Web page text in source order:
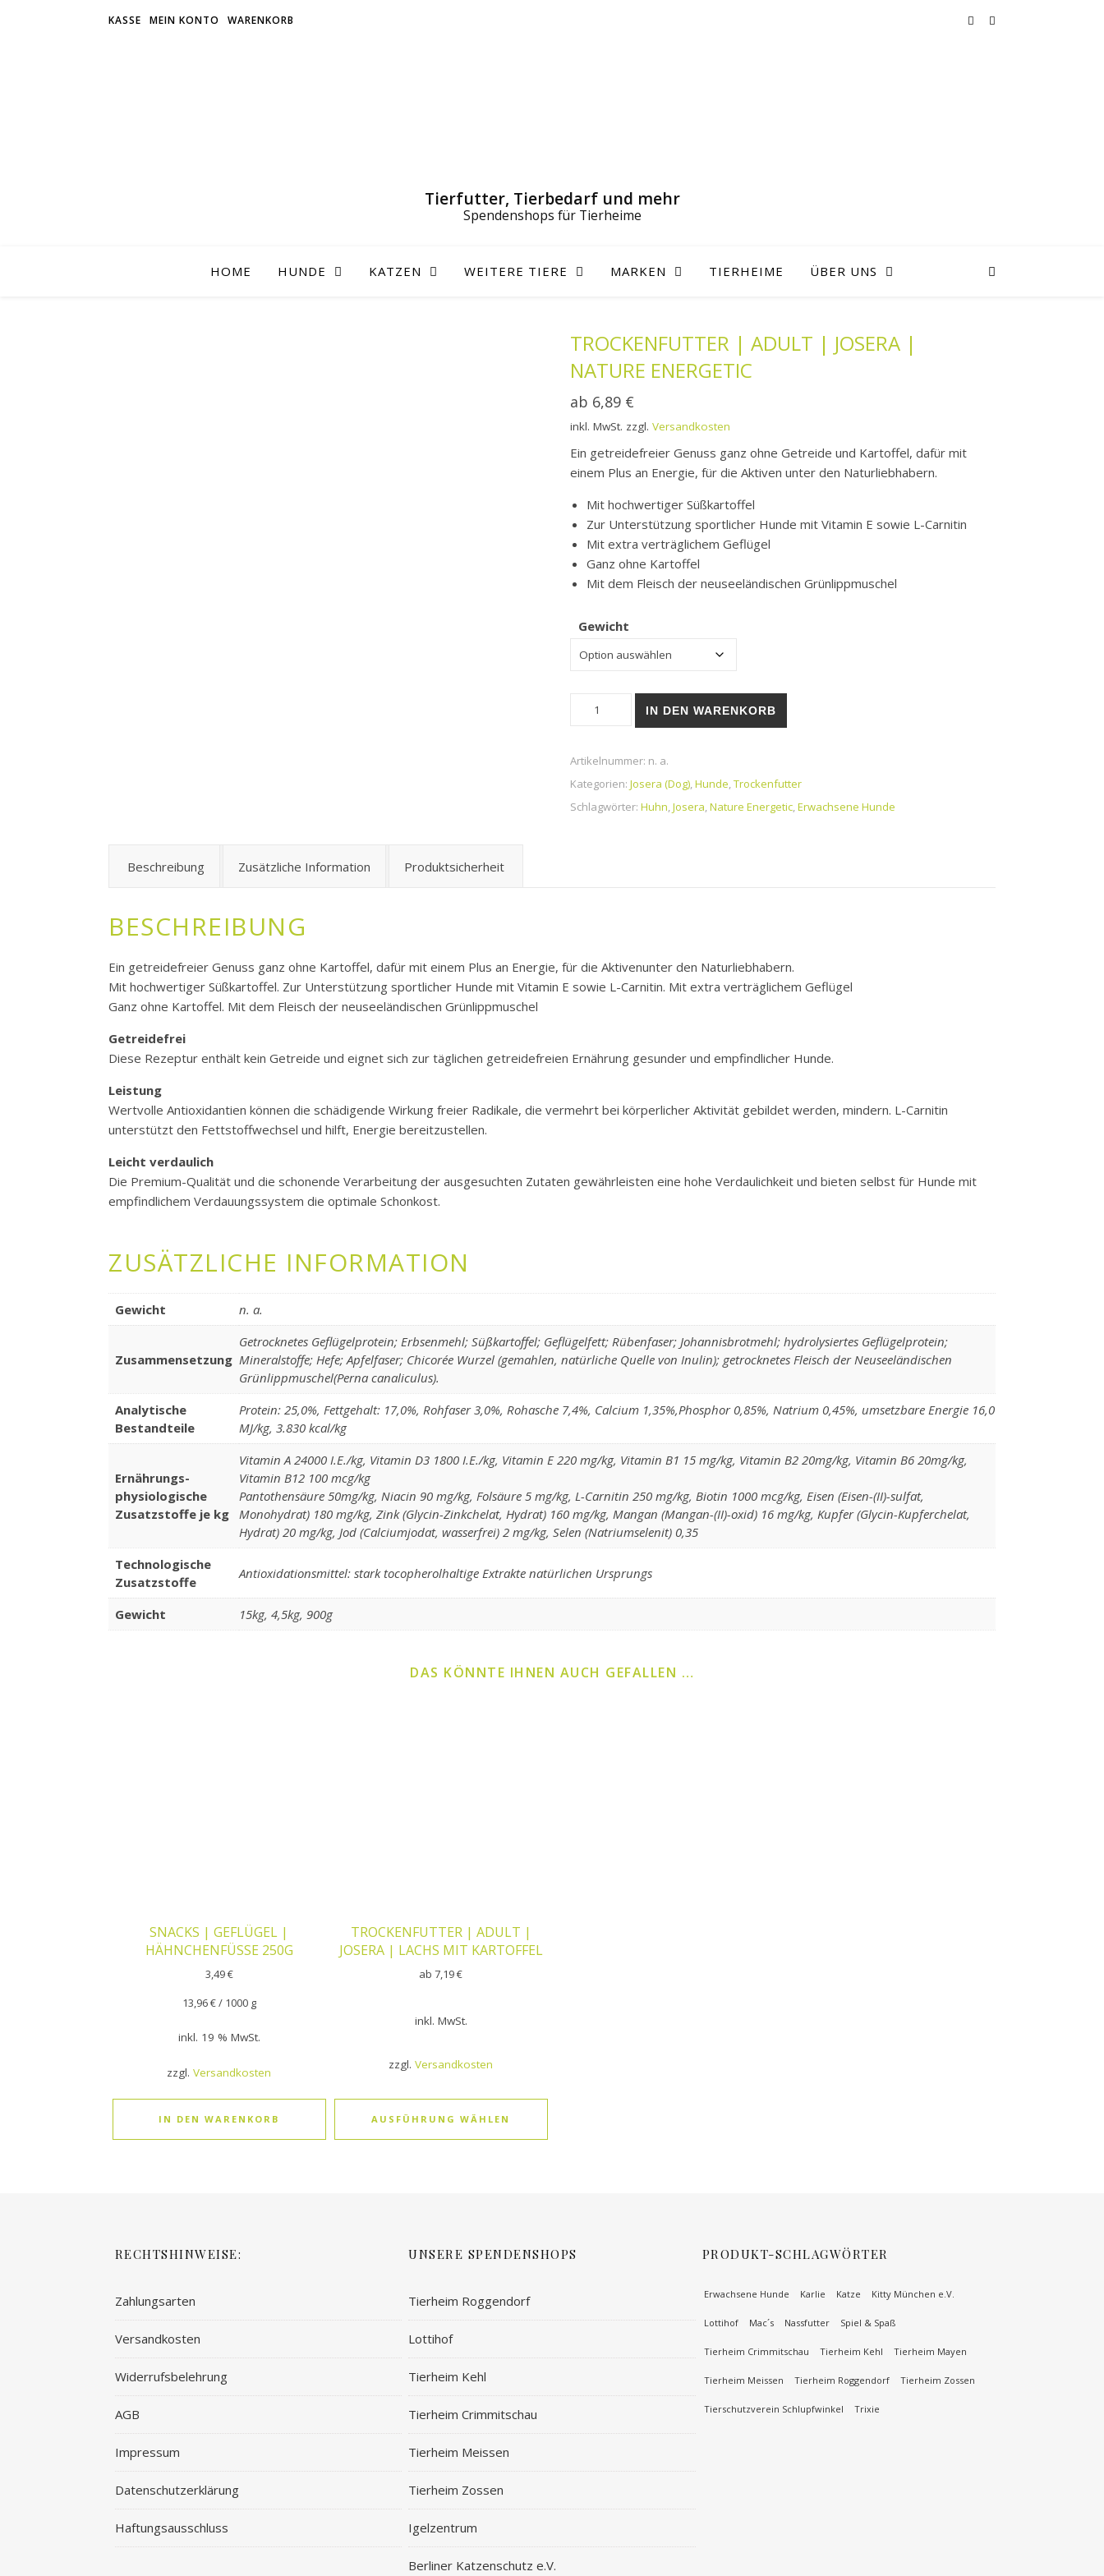
KASSE MEIN KONTO WARENKORB
Tierfutter, Tierbedarf und mehr
HOME HUNDE KATZEN WEITERE TIERE MARKEN TIERHEIME ÜBER UNS
TROCKENFUTTER | ADULT | JOSERA |
NATURE ENERGETIC
ab 6,89 €
inkl. MwSt. zzgl. Versandkosten
Ein getreidefreier Genuss ganz ohne Getreide und Kartoffel, dafür mit
einem Plus an Energie, für die Aktiven unter den Naturliebhabern.
Mit hochwertiger Süßkartoffel
Zur Unterstützung sportlicher Hunde mit Vitamin E sowie L-Carnitin
Mit extra verträglichem Geflügel
Ganz ohne Kartoffel
Mit dem Fleisch der neuseeländischen Grünlippmuschel
Gewicht
Trockenfutter | Adult | JOSERA | Nature Energetic Menge
IN DEN WARENKORB
Artikelnummer: n. a.
Kategorien: Josera (Dog),Hunde,Trockenfutter
Schlagwörter: Huhn,Josera,Nature Energetic,Erwachsene Hunde
Beschreibung Zusätzliche Information Produktsicherheit
BESCHREIBUNG
Ein getreidefreier Genuss ganz ohne Kartoffel, dafür mit einem Plus an Energie, für die Aktivenunter den Naturliebhabern.
Mit hochwertiger Süßkartoffel. Zur Unterstützung sportlicher Hunde mit Vitamin E sowie L-Carnitin. Mit extra verträglichem Geflügel
Ganz ohne Kartoffel. Mit dem Fleisch der neuseeländischen Grünlippmuschel
Getreidefrei
Diese Rezeptur enthält kein Getreide und eignet sich zur täglichen getreidefreien Ernährung gesunder und empfindlicher Hunde.
Leistung
Wertvolle Antioxidantien können die schädigende Wirkung freier Radikale, die vermehrt bei körperlicher Aktivität gebildet werden, mindern. L-Carnitin
unterstützt den Fettstoffwechsel und hilft, Energie bereitzustellen.
Leicht verdaulich
Die Premium-Qualität und die schonende Verarbeitung der ausgesuchten Zutaten gewährleisten eine hohe Verdaulichkeit und bieten selbst für Hunde mit
empfindlichem Verdauungssystem die optimale Schonkost.
ZUSÄTZLICHE INFORMATION
Gewicht n. a.
Zusammensetzung
Getrocknetes Geflügelprotein; Erbsenmehl; Süßkartoffel; Geflügelfett; Rübenfaser; Johannisbrotmehl; hydrolysiertes Geflügelprotein;
Mineralstoffe; Hefe; Apfelfaser; Chicorée Wurzel (gemahlen, natürliche Quelle von Inulin); getrocknetes Fleisch der Neuseeländischen
Grünlippmuschel(Perna canaliculus).
Analytische
Bestandteile
Protein: 25,0%, Fettgehalt: 17,0%, Rohfaser 3,0%, Rohasche 7,4%, Calcium 1,35%,Phosphor 0,85%, Natrium 0,45%, umsetzbare Energie 16,0
MJ/kg, 3.830 kcal/kg
Ernährungs-
physiologische
Zusatzstoffe je kg
Vitamin A 24000 I.E./kg, Vitamin D3 1800 I.E./kg, Vitamin E 220 mg/kg, Vitamin B1 15 mg/kg, Vitamin B2 20mg/kg, Vitamin B6 20mg/kg,
Vitamin B12 100 mcg/kg
Pantothensäure 50mg/kg, Niacin 90 mg/kg, Folsäure 5 mg/kg, L-Carnitin 250 mg/kg, Biotin 1000 mcg/kg, Eisen (Eisen-(II)-sulfat,
Monohydrat) 180 mg/kg, Zink (Glycin-Zinkchelat, Hydrat) 160 mg/kg, Mangan (Mangan-(II)-oxid) 16 mg/kg, Kupfer (Glycin-Kupferchelat,
Hydrat) 20 mg/kg, Jod (Calciumjodat, wasserfrei) 2 mg/kg, Selen (Natriumselenit) 0,35
Technologische
Zusatzstoffe
Antioxidationsmittel: stark tocopherolhaltige Extrakte natürlichen Ursprungs
Gewicht 15kg, 4,5kg, 900g
DAS KÖNNTE IHNEN AUCH GEFALLEN …
SNACKS | GEFLÜGEL |
HÄHNCHENFÜSSE 250G
3,49€
13,96€/ 1000 g
inkl. 19 % MwSt.
zzgl.Versandkosten
IN DEN WARENKORB
TROCKENFUTTER | ADULT |
JOSERA | LACHS MIT KARTOFFEL
ab7,19€
inkl. MwSt.
zzgl.Versandkosten
AUSFÜHRUNG WÄHLEN
RECHTSHINWEISE:
Zahlungsarten
Versandkosten
Widerrufsbelehrung
AGB
Impressum
Datenschutzerklärung
Haftungsausschluss
UNSERE SPENDENSHOPS
Tierheim Roggendorf
Lottihof
Tierheim Kehl
Tierheim Crimmitschau
Tierheim Meissen
Tierheim Zossen
Igelzentrum
Berliner Katzenschutz e.V.
PRODUKT-SCHLAGWÖRTER
Erwachsene Hunde Karlie Katze Kitty München e.V.
Lottihof Mac´s Nassfutter Spiel & Spaß
Tierheim Crimmitschau Tierheim Kehl Tierheim Mayen
Tierheim Meissen Tierheim Roggendorf Tierheim Zossen
Tierschutzverein Schlupfwinkel Trixie